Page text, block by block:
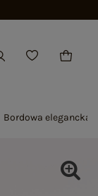
Bordowa elegancka